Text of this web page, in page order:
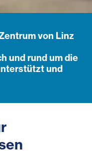
von Linz
und rund um die
und